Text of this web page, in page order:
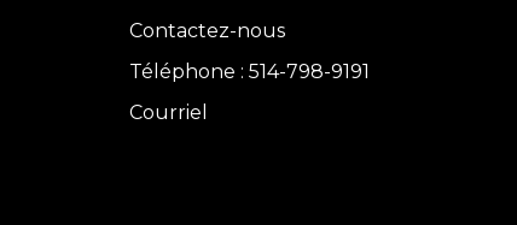
Contactez-nous
Téléphone : 514-798-9191
Courriel